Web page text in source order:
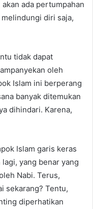
ada pertumpahan
diri saja,
tidak dapat
oleh
Islam ini berperang
banyak ditemukan
dihindari. Karena,
Islam garis keras
yang benar yang
Nabi. Terus,
sekarang? Tentu,
diperhatikan